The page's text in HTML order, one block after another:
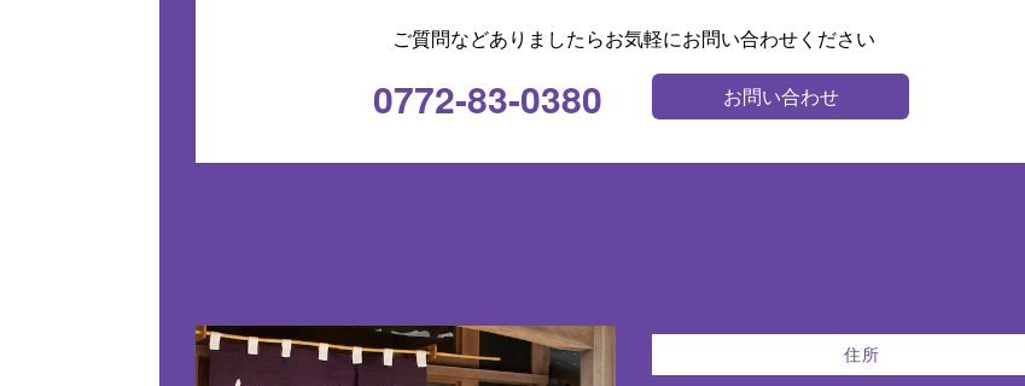
ご質問などありましたらお気軽にお問い合わせください
0772-83-0380 お問い合わせ
住所